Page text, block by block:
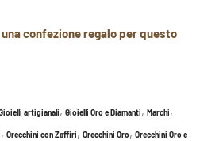
confezione regalo per questo
artigianali, Gioielli Oro e Diamanti, Marchi,
, Orecchini con Zaffiri, Orecchini Oro, Orecchini Oro e